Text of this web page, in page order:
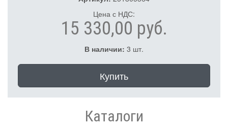
Цена с НДС:
15 330,00 руб.
В наличии: 3 шт.
Купить
Каталоги